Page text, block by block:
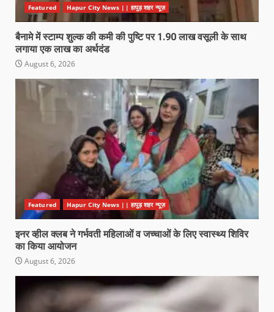
Featured Hapur City News || हापुड़ शहर न्यूज़
बैनामे में स्टाम्प शुल्क की कमी की पुष्टि पर 1.90 लाख वसूली के साथ
लगाया एक लाख का अर्थदंड
August 6, 2026
Featured Hapur City News || हापुड़ शहर न्यूज़
इनर व्हील क्लब ने गर्भवती महिलाओं व जच्चाओं के लिए स्वास्थ्य शिविर
का किया आयोजन
August 6, 2026